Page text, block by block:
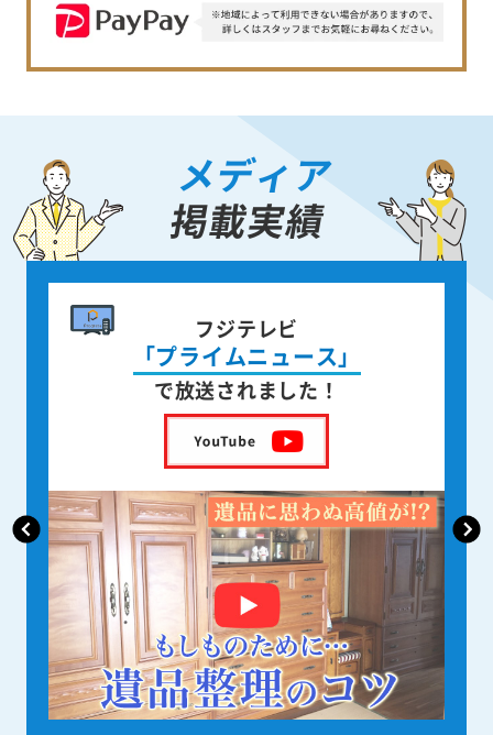
メディア
掲載実績
書籍出版
身近な人が
亡くなった後の遺品整理
を出版しました！